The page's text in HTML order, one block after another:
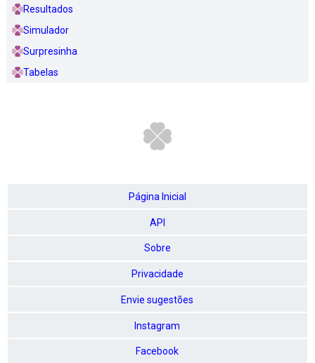
Resultados
Simulador
Surpresinha
Tabelas
Página Inicial
API
Sobre
Privacidade
Envie sugestões
Instagram
Facebook